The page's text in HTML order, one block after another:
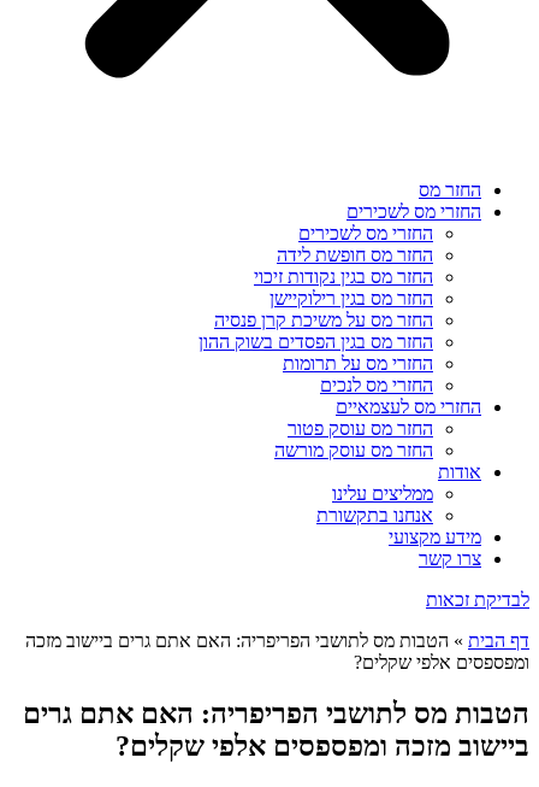
החזר מס
החזרי מס לשכירים
החזרי מס לשכירים
החזר מס חופשת לידה
החזר מס בגין נקודות זיכוי
החזר מס בגין רילוקיישן
החזר מס על משיכת קרן פנסיה
החזר מס בגין הפסדים בשוק ההון
החזרי מס על תרומות
החזרי מס לנכים
החזרי מס לעצמאיים
החזר מס עוסק פטור
החזר מס עוסק מורשה
אודות
ממליצים עלינו
אנחנו בתקשורת
מידע מקצועי
צרו קשר
לבדיקת זכאות
דף הבית » הטבות מס לתושבי הפריפריה: האם אתם גרים ביישוב מזכה
ומפספסים אלפי שקלים?
הטבות מס לתושבי הפריפריה: האם אתם גרים
ביישוב מזכה ומפספסים אלפי שקלים?